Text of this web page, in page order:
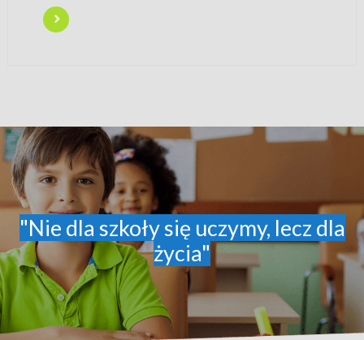
"Nie dla szkoły się uczymy, lecz dla
życia"